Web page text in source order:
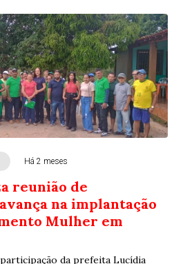
Há 2 meses
reunião de
na implantação
Mulher em
da prefeita Lucídia